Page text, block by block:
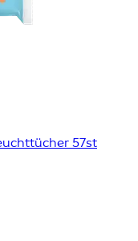
57st